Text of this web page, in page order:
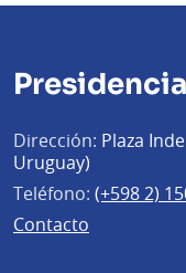
Dirección: Plaza
Uruguay)
Teléfono: (+598 2)
Contacto